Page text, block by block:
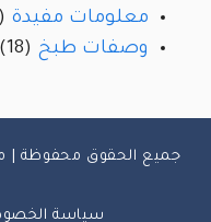
معلومات مفيدة (2)
وصفات طبخ (18)
جميع الحقوق محفوظة |
سياسة